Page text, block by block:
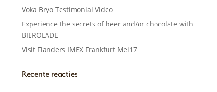
Voka Bryo Testimonial Video
Experience the secrets of beer and/or chocolate with
BIEROLADE
Visit Flanders IMEX Frankfurt Mei17
Recente reacties